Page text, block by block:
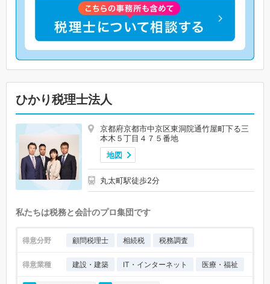
ひかり税理士法人
京都府京都市中京区東洞院通竹屋町下る三
本木５丁目４７５番地
地図
丸太町駅徒歩2分
私たちは税務と会計のプロ集団です
得意分野 顧問税理士 相続税 税務調査
得意業種 建設・建築 IT・インターネット 医療・福祉